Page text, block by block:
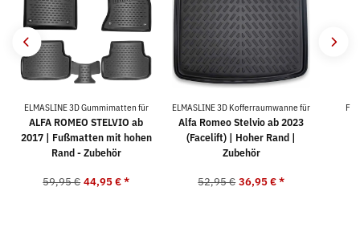
ELMASLINE 3D Gummimatten für
ALFA ROMEO STELVIO ab
2017 | Fußmatten mit hohen
Rand - Zubehör
59,95 € 44,95 €*
ELMASLINE 3D Kofferraumwanne für
Alfa Romeo Stelvio ab 2023
(Facelift) | Hoher Rand |
Zubehör
52,95 € 36,95 €*